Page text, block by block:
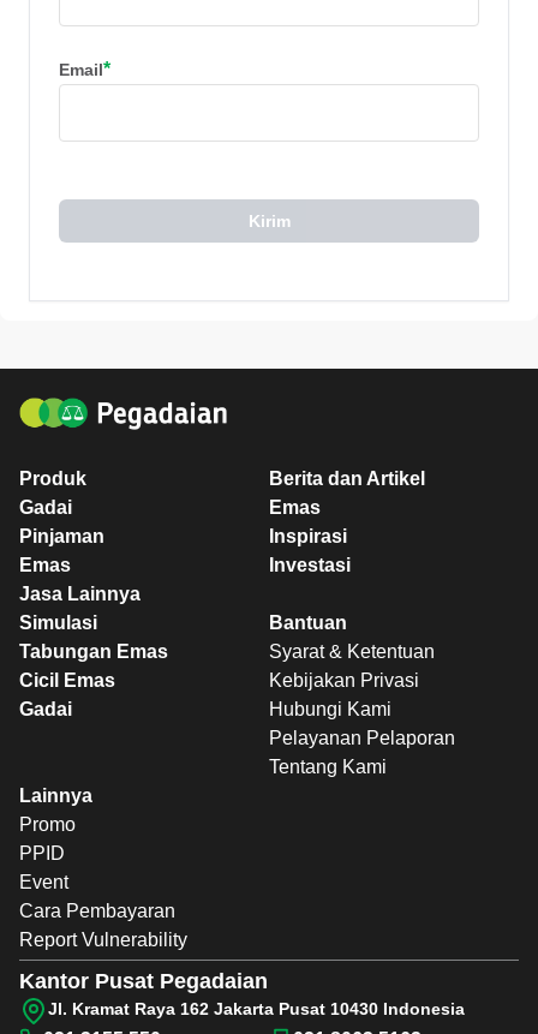
Email*
Kirim
Produk
Gadai
Pinjaman
Emas
Jasa Lainnya
Berita dan Artikel
Emas
Inspirasi
Investasi
Simulasi
Tabungan Emas
Cicil Emas
Gadai
Bantuan
Syarat & Ketentuan
Kebijakan Privasi
Hubungi Kami
Pelayanan Pelaporan
Tentang Kami
Lainnya
Promo
PPID
Event
Cara Pembayaran
Report Vulnerability
Kantor Pusat Pegadaian
Jl. Kramat Raya 162 Jakarta Pusat 10430 Indonesia